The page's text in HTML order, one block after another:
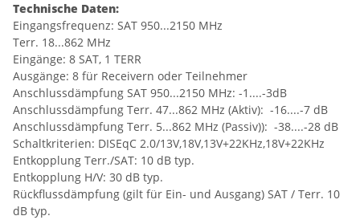
Technische Daten:
Eingangsfrequenz: SAT 950...2150 MHz
Terr. 18...862 MHz
Eingänge: 8 SAT, 1 TERR
Ausgänge: 8 für Receivern oder Teilnehmer
Anschlussdämpfung SAT 950...2150 MHz: -1....-3dB
Anschlussdämpfung Terr. 47...862 MHz (Aktiv): -16....-7 dB
Anschlussdämpfung Terr. 5...862 MHz (Passiv)): -38....-28 dB
Schaltkriterien: DISEqC 2.0/13V,18V,13V+22KHz,18V+22KHz
Entkopplung Terr./SAT: 10 dB typ.
Entkopplung H/V: 30 dB typ.
Rückflussdämpfung (gilt für Ein- und Ausgang) SAT / Terr. 10
dB typ.